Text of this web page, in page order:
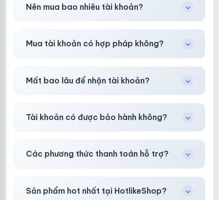
trợ đổi mới hoặc hoàn 100%.
Nên mua bao nhiêu tài khoản?
phòng.
Mua tài khoản có hợp pháp không?
ràng trước khi bạn mua.
Mất bao lâu để nhận tài khoản?
toán thành công.
Tài khoản có được bảo hành không?
sách công khai.
Các phương thức thanh toán hỗ trợ?
các ví điện tử phổ biến.
Sản phẩm hot nhất tại HotlikeShop?